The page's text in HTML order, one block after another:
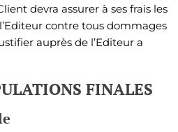
devra assurer à ses frais les
contre tous dommages
auprès de l’Editeur a
FINALES